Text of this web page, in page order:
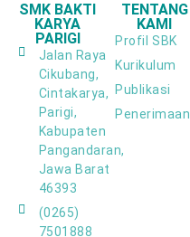
SMK BAKTI
KARYA
PARIGI
Jalan Raya
Cikubang,
Cintakarya,
Parigi,
Kabupaten
Pangandaran,
Jawa Barat
46393
(0265)
7501888
TENTANG
KAMI
Profil SBK
Kurikulum
Publikasi
Penerimaan